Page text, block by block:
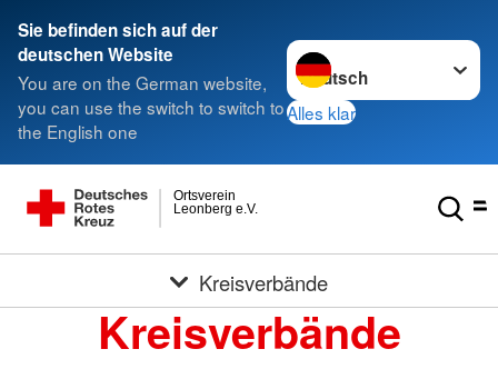
Sie befinden sich auf der
deutschen Website
You are on the German website,
you can use the switch to switch to
the English one
Sprache wechseln zu
Alles klar
Leonberg e.V.
Ortsverein
Kreisverbände
Kreisverbände